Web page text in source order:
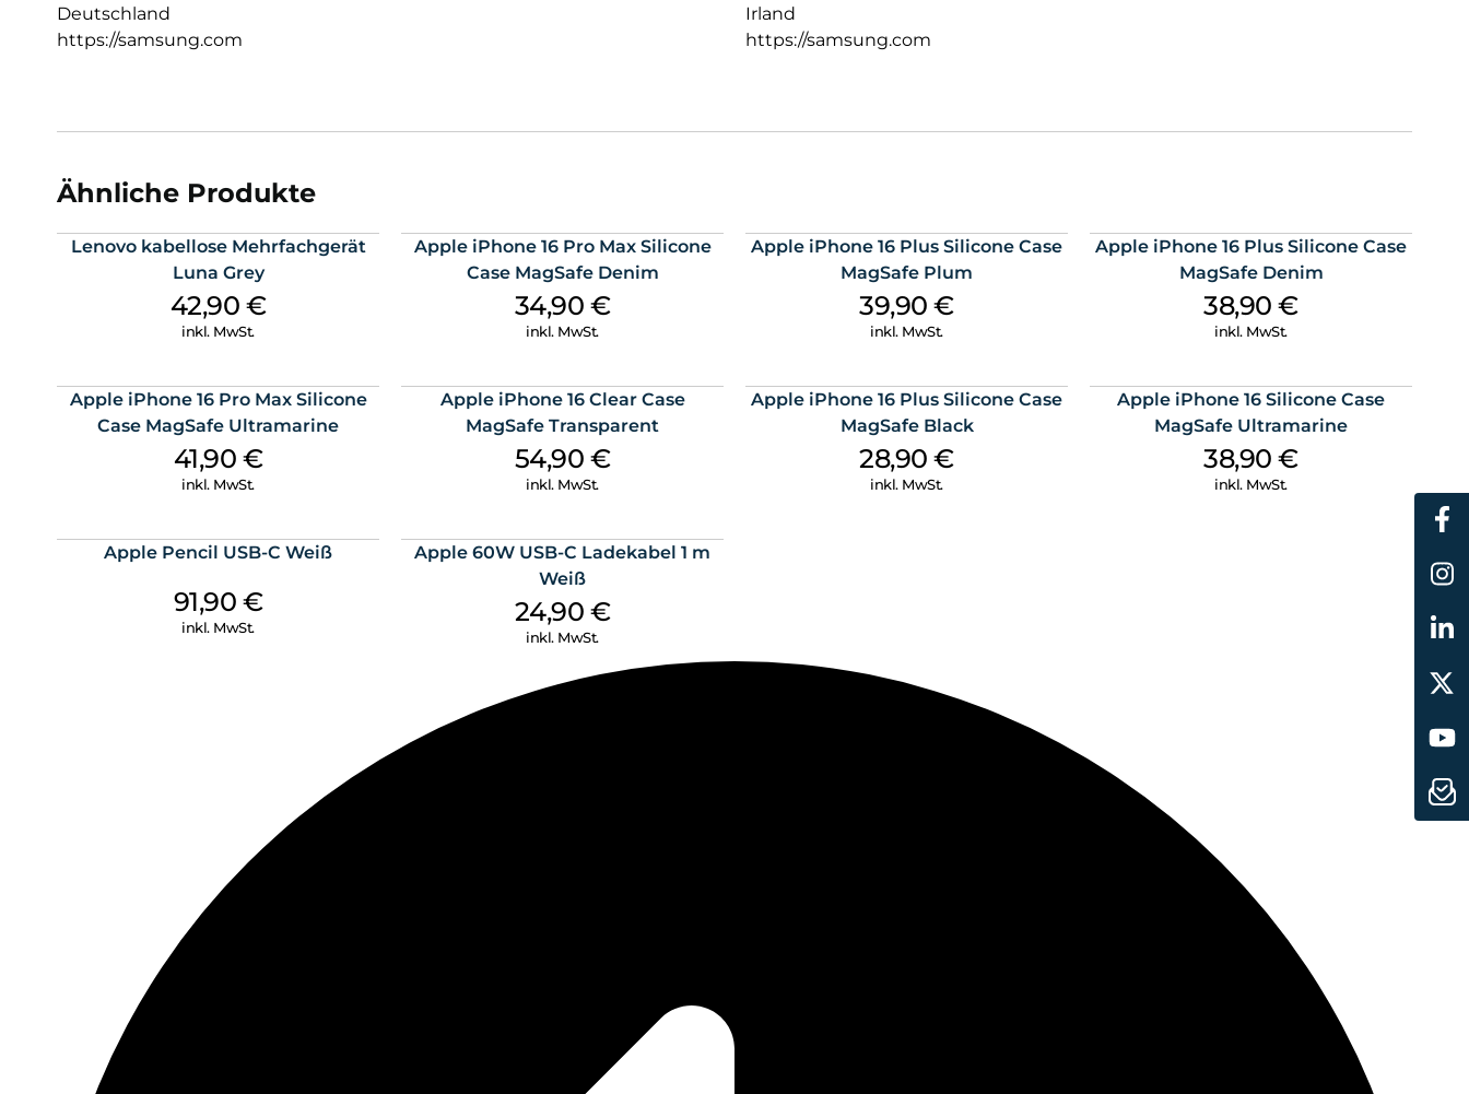
Deutschland
https://samsung.com
Irland
https://samsung.com
Ähnliche Produkte
Lenovo kabellose Mehrfachgerät
Luna Grey
42,90 €
inkl. MwSt.
Apple iPhone 16 Pro Max Silicone
Case MagSafe Denim
34,90 €
inkl. MwSt.
Apple iPhone 16 Plus Silicone Case
MagSafe Plum
39,90€
inkl. MwSt.
Apple iPhone 16 Plus Silicone Case
MagSafe Denim
38,90€
inkl. MwSt.
Apple iPhone 16 Pro Max Silicone
Case MagSafe Ultramarine
41,90 €
inkl. MwSt.
Apple iPhone 16 Clear Case
MagSafe Transparent
54,90 €
inkl. MwSt.
Apple iPhone 16 Plus Silicone Case
MagSafe Black
28,90€
inkl. MwSt.
Apple iPhone 16 Silicone Case
MagSafe Ultramarine
38,90€
inkl. MwSt.
Apple Pencil USB-C Weiß
91,90 €
inkl. MwSt.
Apple 60W USB-C Ladekabel 1 m
Weiß
24,90 €
inkl. MwSt.